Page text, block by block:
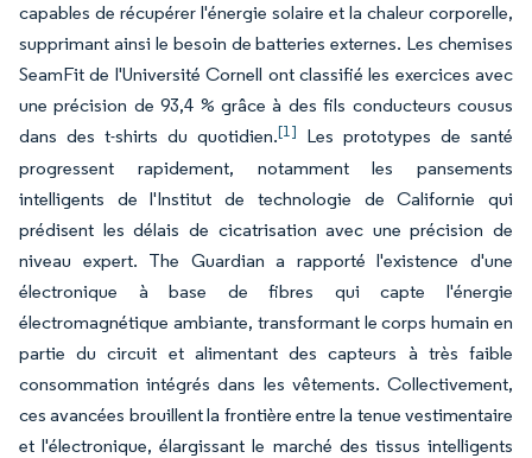
capables de récupérer l'énergie solaire et la chaleur corporelle,
supprimant ainsi le besoin de batteries externes. Les chemises
SeamFit de l'Université Cornell ont classifié les exercices avec
une précision de 93,4 % grâce à des fils conducteurs cousus
dans des t-shirts du quotidien.[1] Les prototypes de santé
progressent rapidement, notamment les pansements
intelligents de l'Institut de technologie de Californie qui
prédisent les délais de cicatrisation avec une précision de
niveau expert. The Guardian a rapporté l'existence d'une
électronique à base de fibres qui capte l'énergie
électromagnétique ambiante, transformant le corps humain en
partie du circuit et alimentant des capteurs à très faible
consommation intégrés dans les vêtements. Collectivement,
ces avancées brouillent la frontière entre la tenue vestimentaire
et l'électronique, élargissant le marché des tissus intelligents